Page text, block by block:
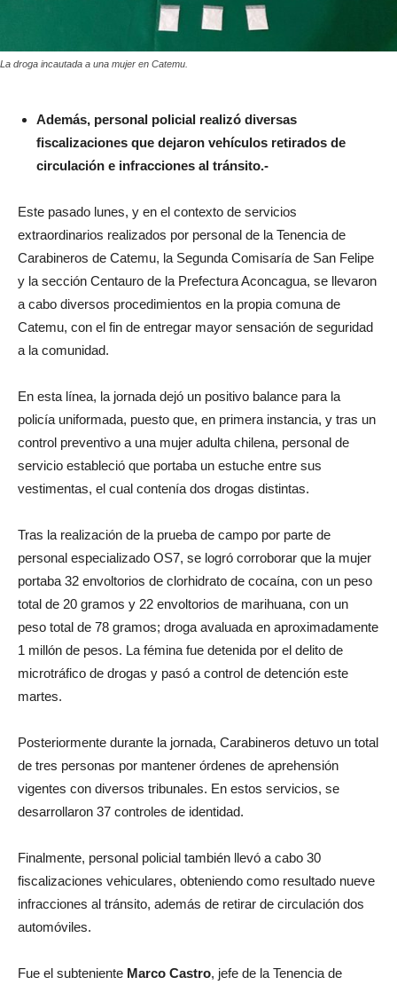
La droga incautada a una mujer en Catemu.
Además, personal policial realizó diversas
fiscalizaciones que dejaron vehículos retirados de
circulación e infracciones al tránsito.-
Este pasado lunes, y en el contexto de servicios
extraordinarios realizados por personal de la Tenencia de
Carabineros de Catemu, la Segunda Comisaría de San Felipe
y la sección Centauro de la Prefectura Aconcagua, se llevaron
a cabo diversos procedimientos en la propia comuna de
Catemu, con el fin de entregar mayor sensación de seguridad
a la comunidad.
En esta línea, la jornada dejó un positivo balance para la
policía uniformada, puesto que, en primera instancia, y tras un
control preventivo a una mujer adulta chilena, personal de
servicio estableció que portaba un estuche entre sus
vestimentas, el cual contenía dos drogas distintas.
Tras la realización de la prueba de campo por parte de
personal especializado OS7, se logró corroborar que la mujer
portaba 32 envoltorios de clorhidrato de cocaína, con un peso
total de 20 gramos y 22 envoltorios de marihuana, con un
peso total de 78 gramos; droga avaluada en aproximadamente
1 millón de pesos. La fémina fue detenida por el delito de
microtráfico de drogas y pasó a control de detención este
martes.
Posteriormente durante la jornada, Carabineros detuvo un total
de tres personas por mantener órdenes de aprehensión
vigentes con diversos tribunales. En estos servicios, se
desarrollaron 37 controles de identidad.
Finalmente, personal policial también llevó a cabo 30
fiscalizaciones vehiculares, obteniendo como resultado nueve
infracciones al tránsito, además de retirar de circulación dos
automóviles.
Fue el subteniente Marco Castro, jefe de la Tenencia de